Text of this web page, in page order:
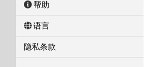
帮助
语言
隐私条款